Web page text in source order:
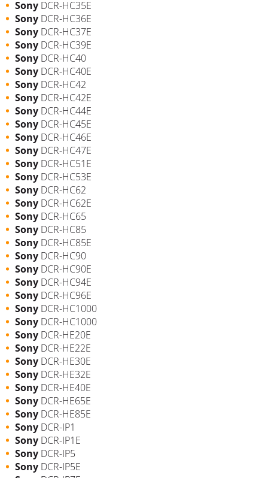
Sony DCR-HC35E
Sony DCR-HC36E
Sony DCR-HC37E
Sony DCR-HC39E
Sony DCR-HC40
Sony DCR-HC40E
Sony DCR-HC42
Sony DCR-HC42E
Sony DCR-HC44E
Sony DCR-HC45E
Sony DCR-HC46E
Sony DCR-HC47E
Sony DCR-HC51E
Sony DCR-HC53E
Sony DCR-HC62
Sony DCR-HC62E
Sony DCR-HC65
Sony DCR-HC85
Sony DCR-HC85E
Sony DCR-HC90
Sony DCR-HC90E
Sony DCR-HC94E
Sony DCR-HC96E
Sony DCR-HC1000
Sony DCR-HC1000
Sony DCR-HE20E
Sony DCR-HE22E
Sony DCR-HE30E
Sony DCR-HE32E
Sony DCR-HE40E
Sony DCR-HE65E
Sony DCR-HE85E
Sony DCR-IP1
Sony DCR-IP1E
Sony DCR-IP5
Sony DCR-IP5E